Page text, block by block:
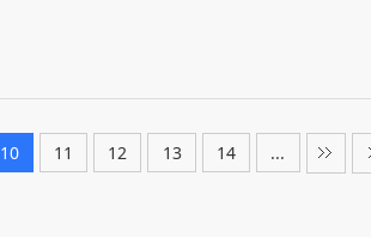
10 11 12 13 14 ...